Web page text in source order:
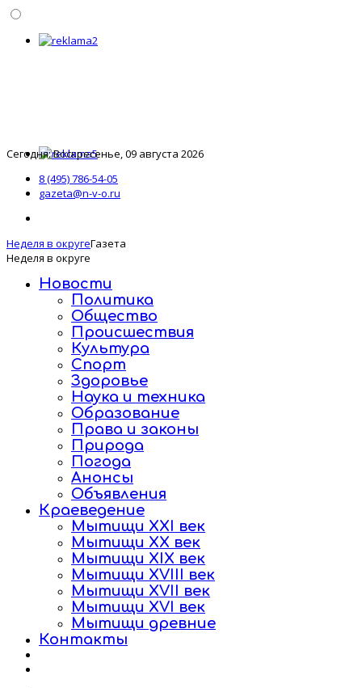
Сегодня: Воскресенье, 09 августа 2026
8 (495) 786-54-05
gazeta@n-v-o.ru
Неделя в округеГазета
Неделя в округе
Новости
Политика
Общество
Происшествия
Культура
Спорт
Здоровье
Наука и техника
Образование
Права и законы
Природа
Погода
Анонсы
Объявления
Краеведение
Мытищи XXI век
Мытищи XX век
Мытищи XIX век
Мытищи XVIII век
Мытищи XVII век
Мытищи XVI век
Мытищи древние
Контакты